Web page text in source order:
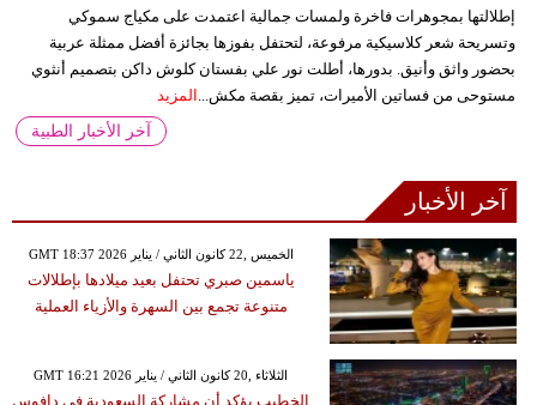
إطلالتها بمجوهرات فاخرة ولمسات جمالية اعتمدت على مكياج سموكي
وتسريحة شعر كلاسيكية مرفوعة، لتحتفل بفوزها بجائزة أفضل ممثلة عربية
بحضور واثق وأنيق. بدورها، أطلت نور علي بفستان كلوش داكن بتصميم أنثوي
مستوحى من فساتين الأميرات، تميز بقصة مكش... المزيد
آخر الأخبار الطبية
آخر الأخبار
GMT 18:37 2026 الخميس ,22 كانون الثاني / يناير
ياسمين صبري تحتفل بعيد ميلادها بإطلالات
متنوعة تجمع بين السهرة والأزياء العملية
GMT 16:21 2026 الثلاثاء ,20 كانون الثاني / يناير
الخطيب يؤكد أن مشاركة السعودية في دافوس